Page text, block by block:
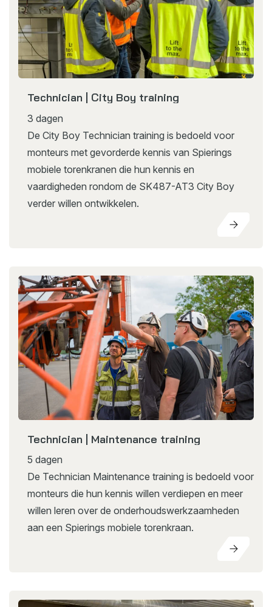
Technician | City Boy training
3 dagen
De City Boy Technician training is bedoeld voor
monteurs met gevorderde kennis van Spierings
mobiele torenkranen die hun kennis en
vaardigheden rondom de SK487-AT3 City Boy
verder willen ontwikkelen.
Technician | Maintenance training
5 dagen
De Technician Maintenance training is bedoeld voor
monteurs die hun kennis willen verdiepen en meer
willen leren over de onderhoudswerkzaamheden
aan een Spierings mobiele torenkraan.